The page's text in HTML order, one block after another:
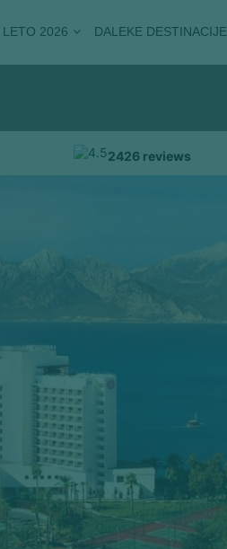
LETO 2026 DALEKE DESTINACIJE